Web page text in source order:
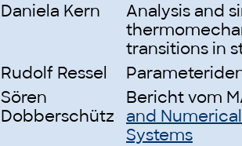
Daniela Kern
Analysis and
transitions in
Rudolf Ressel
Sören
Dobberschütz
Bericht vom
and
Systems